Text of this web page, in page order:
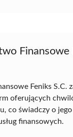
Finansowe
Feniks S.C.
oferujących
co świadczy o
finansowych.